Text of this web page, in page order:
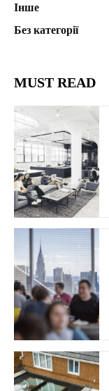
Інше
Без категорії
MUST READ